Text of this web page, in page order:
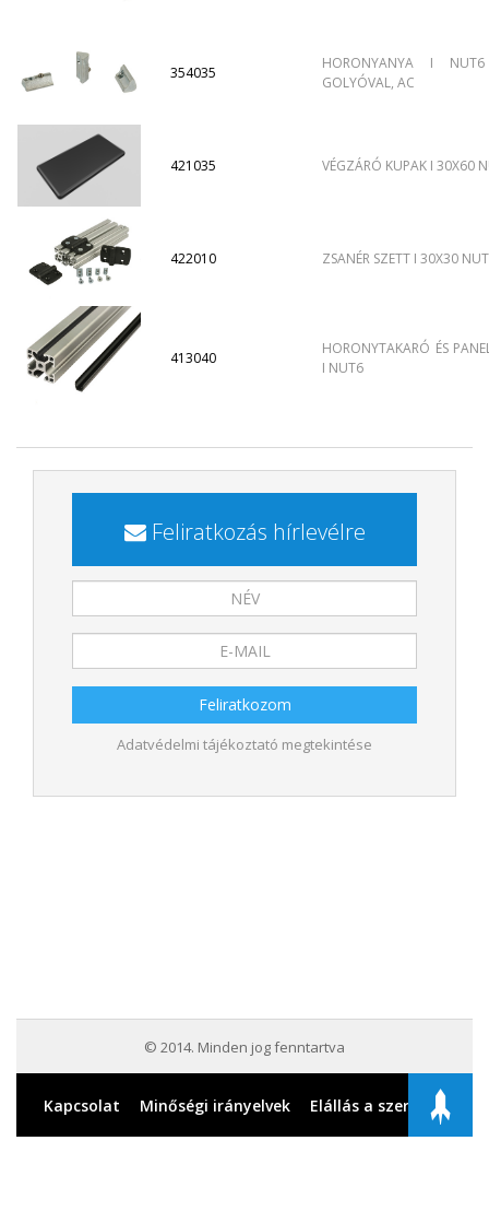
354035
HORONYANYA I
GOLYÓVAL, AC
421035 VÉGZÁRÓ KUPAK I 30X60
422010 ZSANÉR SZETT I 30X30
413040
HORONYTAKARÓ ÉS
I NUT6
Feliratkozás hírlevélre
Feliratkozom
Adatvédelmi tájékoztató megtekintése
© 2014. Minden jog fenntartva
Kapcsolat Minőségi irányelvek Elállás a szerződéstől